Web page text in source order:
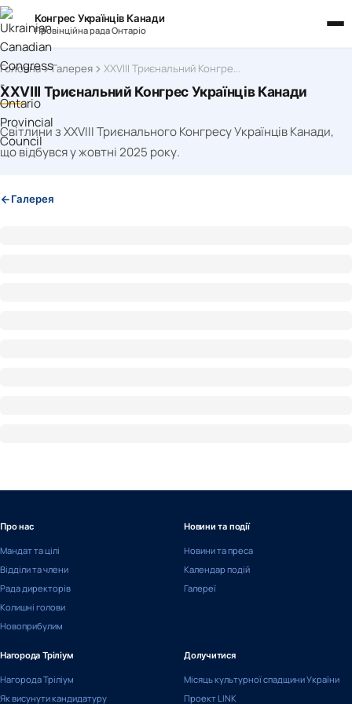
Конгрес Українців Канади
Провінційна рада Онтаріо
Головна Галерея XXVIII Триєнальний Конгрес Українців Канади
XXVIII Триєнальний Конгрес Українців Канади
Світлини з XXVIII Триєнального Конгресу Українців Канади,
що відбувся у жовтні 2025 року.
Галерея
Про нас
Мандат та цілі
Відділи та члени
Рада директорів
Колишні голови
Новоприбулим
Новини та події
Новини та преса
Календар подій
Галереї
Нагорода Тріліум
Нагорода Тріліум
Як висунути кандидатуру
Долучитися
Місяць культурної спадщини України
Проект LINK